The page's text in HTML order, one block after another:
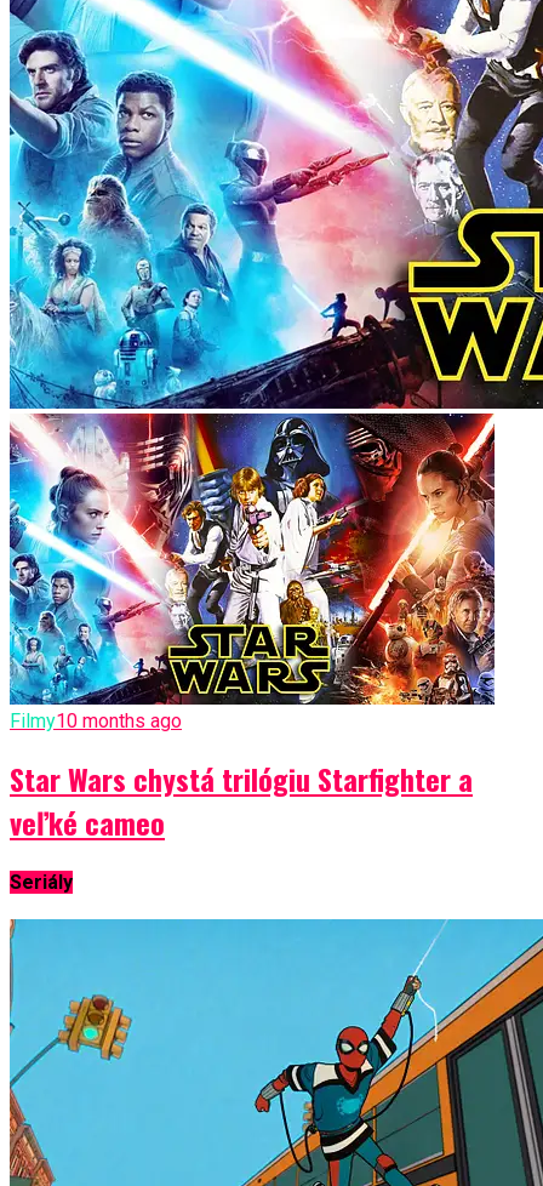
Filmy10 months ago
Star Wars chystá trilógiu Starfighter a
veľké cameo
Seriály